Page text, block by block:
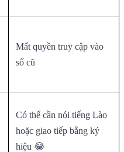
Mất quyền truy cập vào
số cũ
Có thể cần nói tiếng Lào
hoặc giao tiếp bằng ký
hiệu 😂